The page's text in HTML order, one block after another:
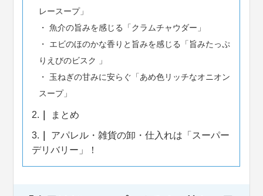
レースープ」
魚介の旨みを感じる「クラムチャウダー」
エビのほのかな香りと旨みを感じる「旨みたっぷ
りえびのビスク 」
玉ねぎの甘みに安らぐ「あめ色リッチなオニオン
スープ」
2. まとめ
3.
アパレル・雑貨の卸・仕入れは「スーパー
デリバリー」！